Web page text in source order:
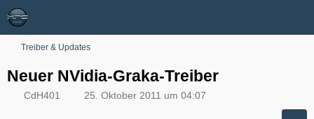
Treiber & Updates
Neuer NVidia-Graka-Treiber
CdH401 25. Oktober 2011 um 04:07